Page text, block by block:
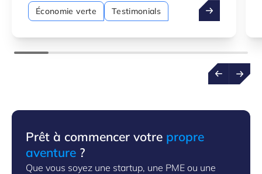
Économie verte
Testimonials Costantini:
Prêt à commencer votre propre
aventure ?
Que vous soyez une startup, une PME ou une